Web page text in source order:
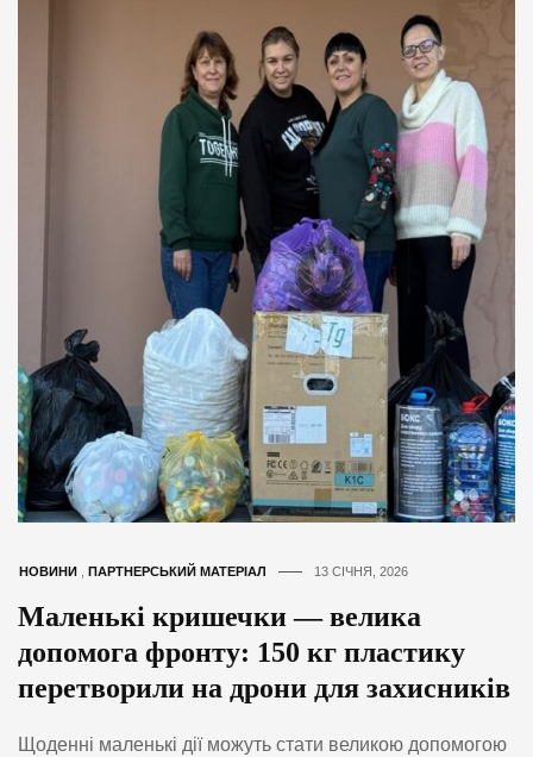
НОВИНИ ПАРТНЕРСЬКИЙ МАТЕРІАЛ 13 СІЧНЯ, 2026
Маленькі кришечки — велика
допомога фронту: 150 кг пластику
перетворили на дрони для захисників
Щоденні маленькі дії можуть стати великою допомогою